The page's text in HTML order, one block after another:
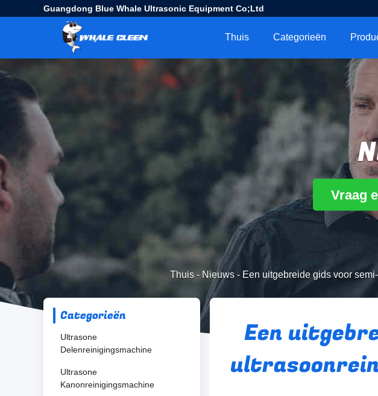
Guangdong Blue Whale Ultrasonic Equipment Co;Ltd
Thuis Categorieën
Vraag
Thuis- Nieuws- Een uitgebreide gids voor
Categorieën
Ultrasone
Delenreinigingsmachine
Ultrasone
Kanonreinigingsmachine
Een